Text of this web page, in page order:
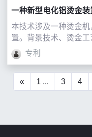
受自身重力时，加之
一种新型电化铝烫金
本技术涉及一种烫金
置。背景技术、烫金
艺，是指在一定的压
表面的工艺过程，电
泽，色彩鲜艳夺目、
专利
« 1 ... 3 4